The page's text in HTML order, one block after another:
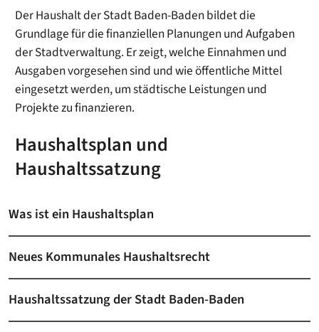
Der Haushalt der Stadt Baden-Baden bildet die
Grundlage für die finanziellen Planungen und Aufgaben
der Stadtverwaltung. Er zeigt, welche Einnahmen und
Ausgaben vorgesehen sind und wie öffentliche Mittel
eingesetzt werden, um städtische Leistungen und
Projekte zu finanzieren.
Haushaltsplan und
Haushaltssatzung
Was ist ein Haushaltsplan
Neues Kommunales Haushaltsrecht
Haushaltssatzung der Stadt Baden-Baden